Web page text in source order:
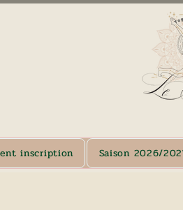
inscription Saison 2026/